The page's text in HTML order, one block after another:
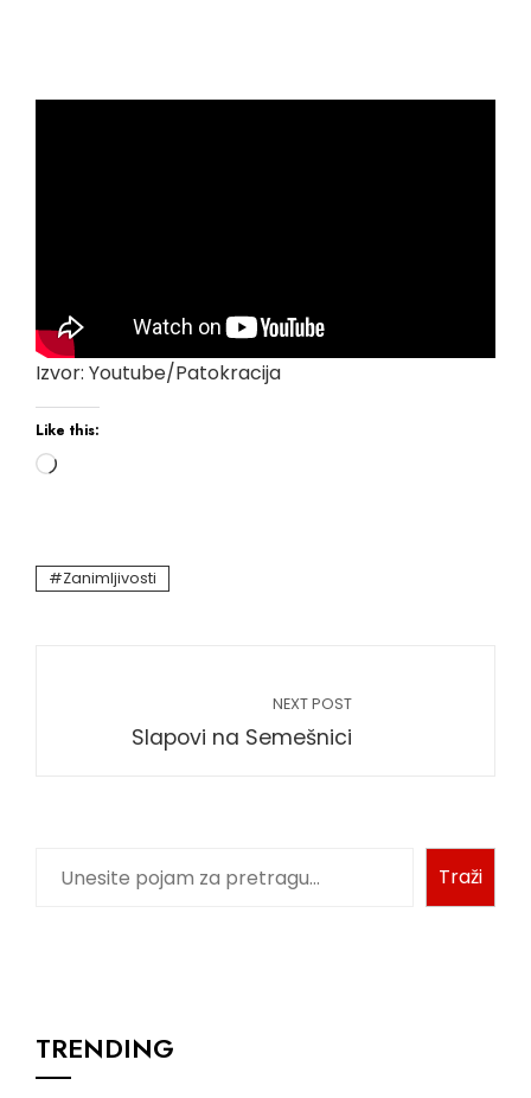
Izvor: Youtube/Patokracija
Like this:
Zanimljivosti
NEXT POST
Slapovi na Semešnici
Traži
TRENDING